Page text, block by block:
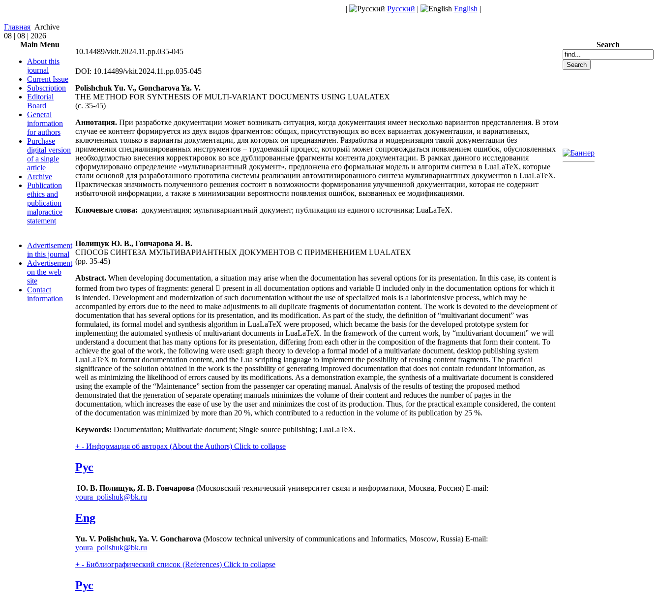
| Русский | English |
Главная Archive
08 | 08 | 2026
Main Menu
About this
journal
Current Issue
Subscription
Editorial
Board
General
information
for authors
Purchase
digital version
of a single
article
Archive
Publication
ethics and
publication
malpractice
statement
Advertisement
in this journal
Advertisement
on the web
site
Contact
information
10.14489/vkit.2024.11.pp.035-045
DOI: 10.14489/vkit.2024.11.pp.035-045
Polishchuk Yu. V., Goncharova Ya. V.
THE METHOD FOR SYNTHESIS OF MULTI-VARIANT DOCUMENTS USING LUALATEX
(с. 35-45)
Аннотация. При разработке документации может возникать ситуация, когда документация имеет несколько вариантов представления. В этом
случае ее контент формируется из двух видов фрагментов: общих, присутствующих во всех вариантах документации, и вариативных,
включенных только в варианты документации, для которых он предназначен. Разработка и модернизация такой документации без
применения специализированных инструментов – трудоемкий процесс, который может сопровождаться появлением ошибок, обусловленных
необходимостью внесения корректировок во все дублированные фрагменты контента документации. В рамках данного исследования
сформулировано определение «мультивариантный документ», предложена его формальная модель и алгоритм синтеза в LuaLaTeX, которые
стали основой для разработанного прототипа системы реализации автоматизированного синтеза мультивариантных документов в LuaLaTeX.
Практическая значимость полученного решения состоит в возможности формирования улучшенной документации, которая не содержит
избыточной информации, а также в минимизации вероятности появления ошибок, вызванных ее модификациями.
Ключевые слова: документация; мультивариантный документ; публикация из единого источника; LuaLaTeX.
Полищук Ю. В., Гончарова Я. В.
СПОСОБ СИНТЕЗА МУЛЬТИВАРИАНТНЫХ ДОКУМЕНТОВ С ПРИМЕНЕНИЕМ LUALATEX
(pp. 35-45)
Abstract. When developing documentation, a situation may arise when the documentation has several options for its presentation. In this case, its content is
formed from two types of fragments: general  present in all documentation options and variable  included only in the documentation options for which it
is intended. Development and modernization of such documentation without the use of specialized tools is a laborintensive process, which may be
accompanied by errors due to the need to make adjustments to all duplicate fragments of documentation content. The work is devoted to the development of
documentation that has several options for its presentation, and its modification. As part of the study, the definition of “multivariant document” was
formulated, its formal model and synthesis algorithm in LuaLaTeX were proposed, which became the basis for the developed prototype system for
implementing the automated synthesis of multivariant documents in LuaLaTeX. In the framework of the current work, by “multivariant document” we will
understand a document that has many options for its presentation, differing from each other in the composition of the fragments that form their content. To
achieve the goal of the work, the following were used: graph theory to develop a formal model of a multivariate document, desktop publishing system
LuaLaTeX to format documentation content, and the Lua scripting language to implement the possibility of reusing content fragments. The practical
significance of the solution obtained in the work is the possibility of generating improved documentation that does not contain redundant information, as
well as minimizing the likelihood of errors caused by its modifications. As a demonstration example, the synthesis of a multivariate document is considered
using the example of the “Maintenance” section from the passenger car operating manual. Analysis of the results of testing the proposed method
demonstrated that the generation of separate operating manuals minimizes the volume of their content and reduces the number of pages in the
documentation, which increases the ease of use by the user and minimizes the cost of its production. Thus, for the practical example considered, the content
of the documentation was minimized by more than 20 %, which contributed to a reduction in the volume of its publication by 25 %.
Keywords: Documentation; Multivariate document; Single source publishing; LuaLaTeX.
+ - Информация об авторах (About the Authors) Click to collapse
Рус
Ю. В. Полищук, Я. В. Гончарова (Московский технический университет связи и информатики, Москва, Россия) E-mail:
youra_polishuk@bk.ru
Eng
Yu. V. Polishchuk, Ya. V. Goncharova (Moscow technical university of communications and Informatics, Moscow, Russia) E-mail:
youra_polishuk@bk.ru
+ - Библиографический список (References) Click to collapse
Рус
Search